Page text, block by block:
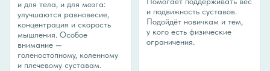
и для тела, и для мозга:
улучшаются равновесие,
концентрация и скорость
мышления. Особое
внимание —
голеностопному, коленному
и плечевому суставам.
и подвижность суставов.
Подойдёт новичкам и тем,
у кого есть физические
ограничения.